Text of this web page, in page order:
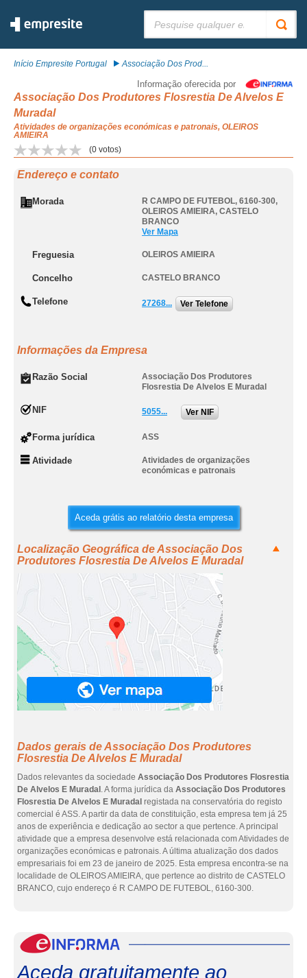
Início Empresite Portugal Associação Dos Prod...
Informação oferecida por
Associação Dos Produtores Flosrestia De Alvelos E
Muradal
Atividades de organizações económicas e patronais, OLEIROS
AMIEIRA
(0 votos)
Endereço e contato
Morada R CAMPO DE FUTEBOL, 6160-300,
OLEIROS AMIEIRA, CASTELO
BRANCO
Ver Mapa
Freguesia OLEIROS AMIEIRA
Concelho CASTELO BRANCO
Telefone 27268... Ver Telefone
Informações da Empresa
Razão Social
Associação Dos Produtores
Flosrestia De Alvelos E Muradal
NIF 5055... Ver NIF
Forma jurídica ASS
Atividade
Atividades de organizações
económicas e patronais
Aceda grátis ao relatório desta empresa
Localização Geográfica de Associação Dos
Produtores Flosrestia De Alvelos E Muradal
Dados gerais de Associação Dos Produtores
Flosrestia De Alvelos E Muradal
Dados relevantes da sociedade Associação Dos Produtores Flosrestia
De Alvelos E Muradal . A forma jurídica da Associação Dos Produtores
Flosrestia De Alvelos E Muradal registada na conservatória do registo
comercial é ASS. A partir da data de constituição, esta empresa tem já 25
anos de experiência e dedicação ao sector a que pertence. A principal
atividade que a empresa desenvolve está relacionada com Atividades de
organizações económicas e patronais. A última atualização dos dados
empresariais foi em 23 de janeiro de 2025. Esta empresa encontra-se na
localidade de OLEIROS AMIEIRA, que pertence ao distrito de CASTELO
BRANCO, cujo endereço é R CAMPO DE FUTEBOL, 6160-300.
Aceda gratuitamente ao